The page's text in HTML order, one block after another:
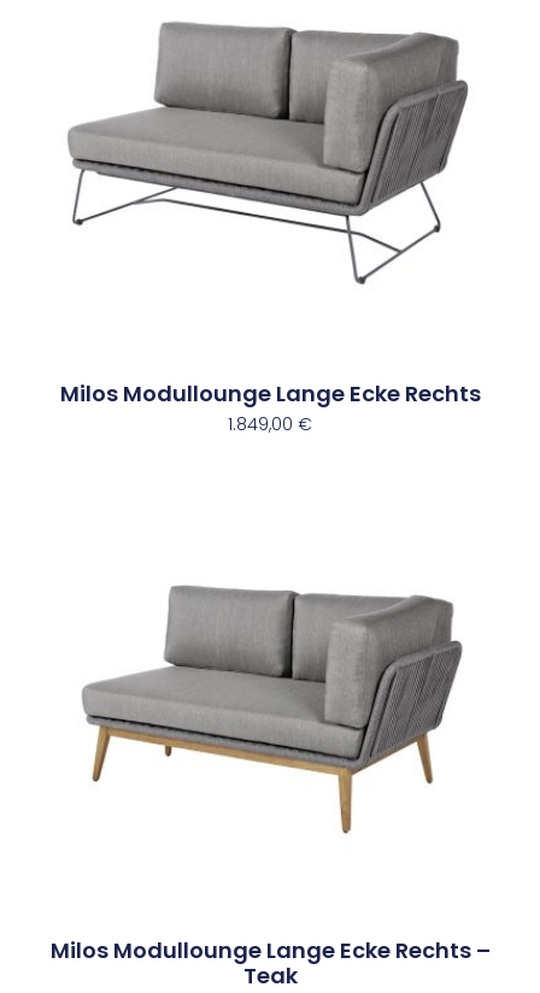
Milos Modullounge Lange Ecke Rechts
1.849,00 €
Milos Modullounge Lange Ecke Rechts –
Teak